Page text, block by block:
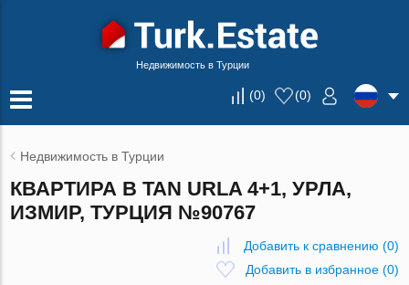
Недвижимость в Турции
(0) (0)
Недвижимость в Турции
КВАРТИРА В TAN URLA 4+1, УРЛА,
ИЗМИР, ТУРЦИЯ №90767
Добавить к сравнению (0)
Добавить в избранное(0)